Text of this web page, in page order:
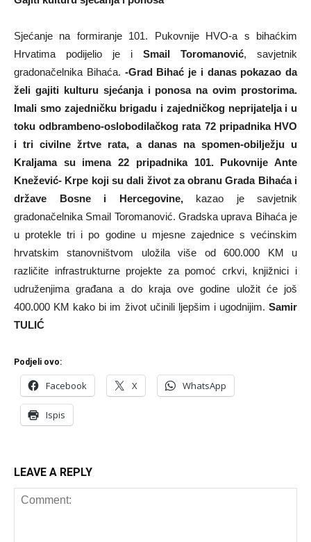
Sjećanje na formiranje 101. Pukovnije HVO-a s bihaćkim
Hrvatima podijelio je i Smail Toromanović, savjetnik
gradonačelnika Bihaća. -Grad Bihać je i danas pokazao da
želi gajiti kulturu sjećanja i ponosa na ovim prostorima.
Imali smo zajedničku brigadu i zajedničkog neprijatelja i u
toku odbrambeno-oslobodilačkog rata 72 pripadnika HVO
i tri civilne žrtve rata, a danas na spomen-obilježju u
Kraljama su imena 22 pripadnika 101. Pukovnije Ante
Knežević- Krpe koji su dali život za obranu Grada Bihaća i
države Bosne i Hercegovine,kazao je savjetnik
gradonačelnika Smail Toromanović. Gradska uprava Bihaća je
u protekle tri i po godine u mjesne zajednice s većinskim
hrvatskim stanovništvom uložila više od 600.000 KM u
različite infrastrukturne projekte za pomoć crkvi, knjižnici i
udruženjima građana a do kraja ove godine uložit će još
400.000 KM kako bi im život učinili ljepšim i ugodnijim. Samir
TULIĆ
Podjeli ovo:
Facebook X WhatsApp
Ispis
LEAVE A REPLY